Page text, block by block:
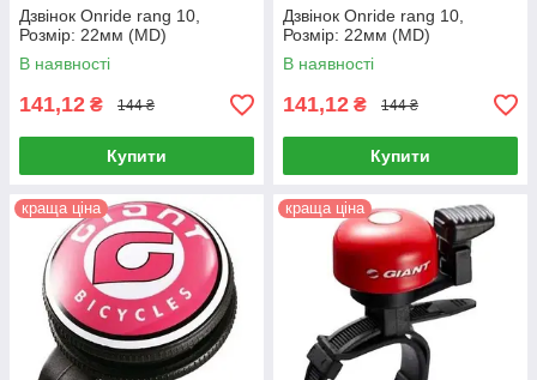
Дзвінок Onride rang 10,
Розмір: 22мм (MD)
В наявності
141,12 ₴ 144 ₴
Купити
Дзвінок Onride rang 10,
Розмір: 22мм (MD)
В наявності
141,12 ₴ 144 ₴
Купити
краща ціна краща ціна